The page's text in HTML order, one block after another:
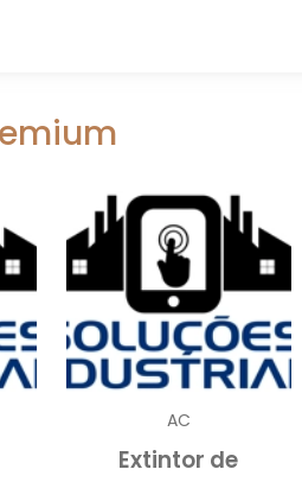
à instalação e
dependendo de diversos
investimento, as
atenda às normas de
estar dos colaboradores
DE
sonoro para
particularidades e
e automáticos. Os
alarme, enquanto os
AC
Extintor de